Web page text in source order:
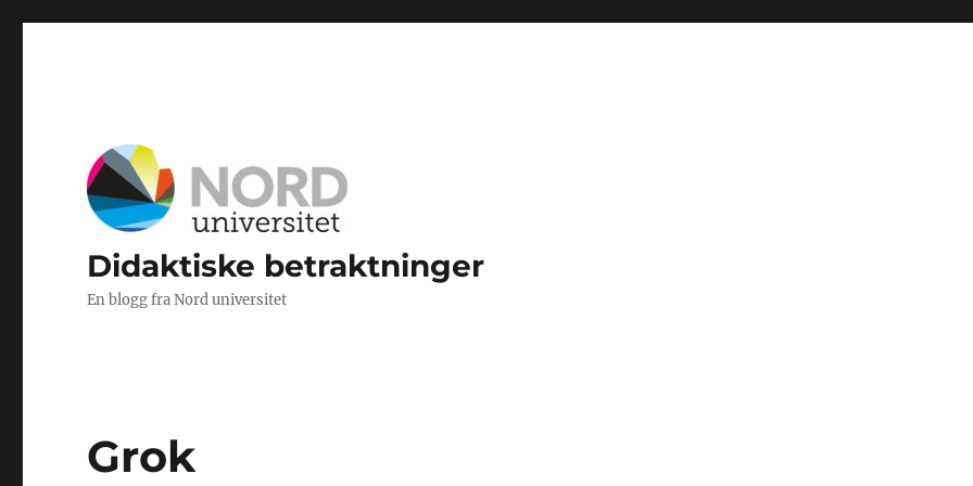
Didaktiske betraktninger
En blogg fra Nord universitet
Grok